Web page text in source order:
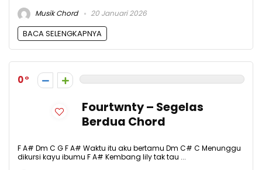
Musik Chord
20 Januari 2026
BACA SELENGKAPNYA
0
Fourtwnty – Segelas
Berdua Chord
F A# Dm C G F A# Waktu itu aku bertamu Dm C# C Menunggu
dikursi kayu ibumu F A# Kembang lily tak tau ...